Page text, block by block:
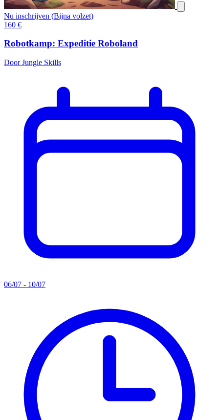
Nu inschrijven (Bijna volzet)
160 €
Robotkamp: Expeditie Roboland
Door Jungle Skills
06/07 - 10/07